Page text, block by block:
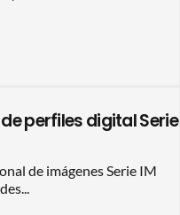
perfiles digital Serie
de imágenes Serie IM